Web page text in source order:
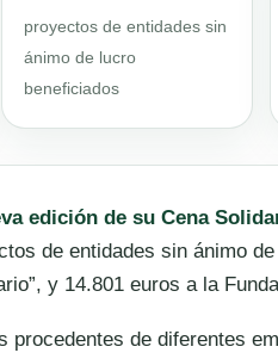
proyectos de entidades sin
ánimo de lucro
beneficiados
edición de su Cena
de entidades sin ánimo
y 14.801 euros a la
procedentes de diferentes